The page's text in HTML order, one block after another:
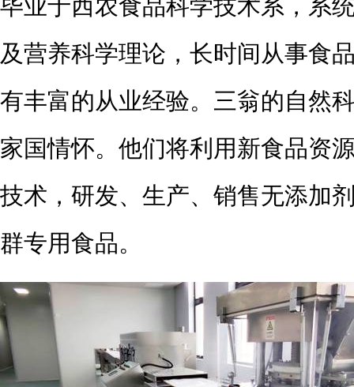
毕业于西农食品科学技术系，系
及营养科学理论，长时间从事食
有丰富的从业经验。三翁的自然
家国情怀。他们将利用新食品资
技术，研发、生产、销售无添加
群专用食品。